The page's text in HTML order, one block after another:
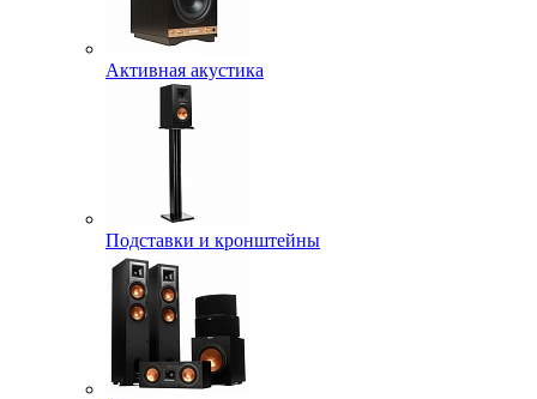
Активная акустика
Подставки и кронштейны